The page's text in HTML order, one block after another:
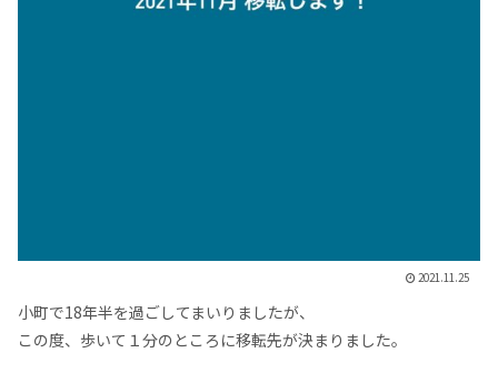
2021.11.25
小町で18年半を過ごしてまいりましたが、
この度、歩いて１分のところに移転先が決まりました。